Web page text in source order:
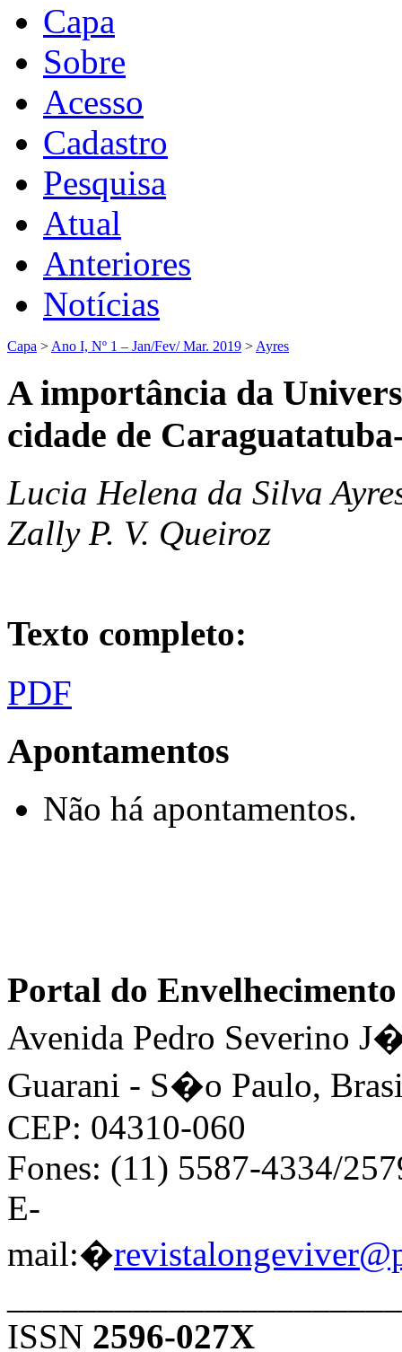
Capa
Sobre
Acesso
Cadastro
Pesquisa
Atual
Anteriores
Notícias
Capa > Ano I, Nº 1 – Jan/Fev/ Mar. 2019 > Ayres
A importância da
cidade de
Lucia Helena da Silva
Zally P. V. Queiroz
Texto completo:
PDF
Apontamentos
Não há apontamentos.
Portal do
Avenida Pedro Severino
Guarani - S�o Paulo,
CEP: 04310-060
Fones: (11) 5587-4334/
E-
mail:�
ISSN 2596-027X